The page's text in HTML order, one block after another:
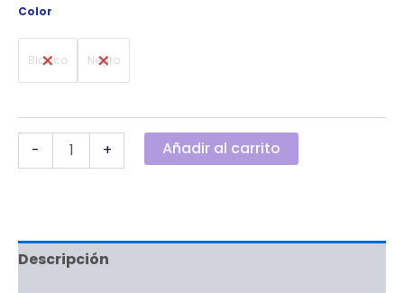
Color
Blanco Negro
- + Añadir al carrito
Descripción